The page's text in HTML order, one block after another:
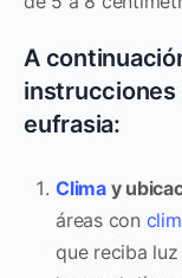
A
instrucciones
eufrasia:
Climay
áreas con
que reciba